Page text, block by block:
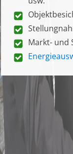
Markt- und